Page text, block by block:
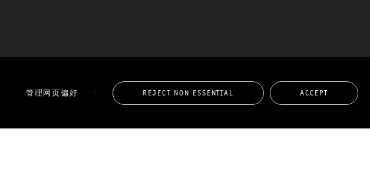
管理网页偏好 REJECT NON ESSENTIAL ACCEPT